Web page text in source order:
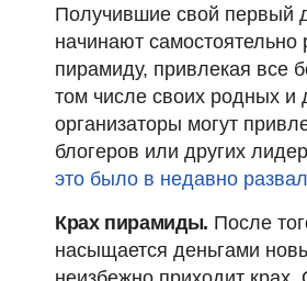
Получившие свой первый
начинают самостоятельно
пирамиду, привлекая все
том числе своих родных и
организаторы могут
блогеров или других
это было в недавно
Крах пирамиды. После
насыщается деньгами